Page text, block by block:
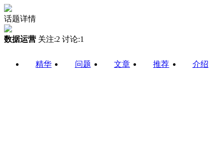
话题详情
数据运营 关注:2 讨论:1
精华 问题 文章 推荐 介绍